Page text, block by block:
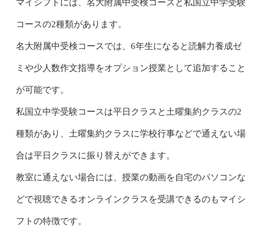
マイシフトには、名大附属中受検コースと私国立中学受験
コースの2種類があります。
名大附属中受検コースでは、6年生になると読解力養成ゼ
ミや少人数作文指導をオプション授業として追加すること
が可能です。
私国立中学受験コースは平日クラスと土曜集約クラスの2
種類があり、土曜集約クラスに学校行事などで通えない場
合は平日クラスに振り替えができます。
教室に通えない場合には、授業の動画を自宅のパソコンな
どで視聴できるオンラインクラスを受講できるのもマイシ
フトの特徴です。